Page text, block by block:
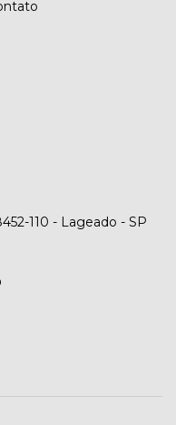
110 - Lageado - SP